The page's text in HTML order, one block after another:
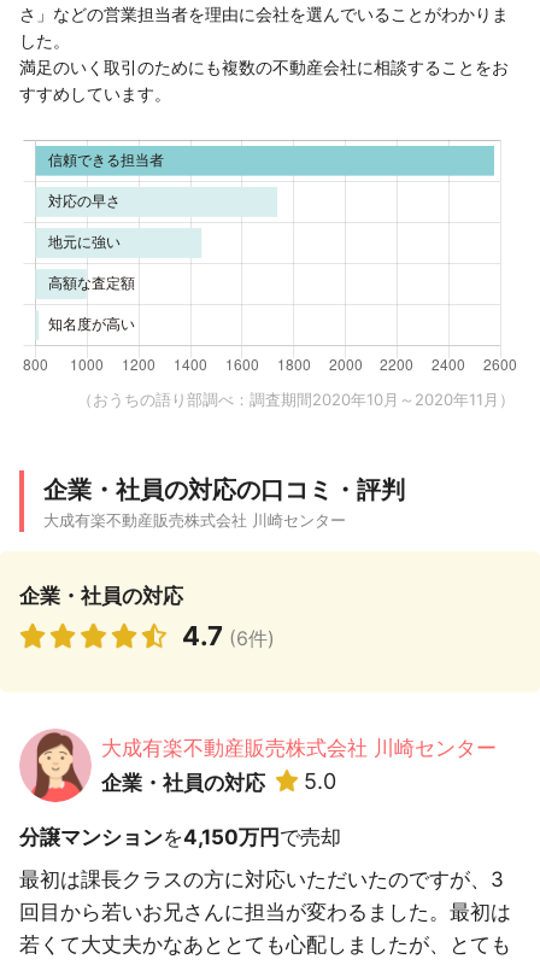
さ」などの営業担当者を理由に会社を選んでいることがわかりま
した。
満足のいく取引のためにも複数の不動産会社に相談することをお
すすめしています。
（おうちの語り部調べ：調査期間2020年10月～2020年11月）
企業・社員の対応の口コミ・評判
大成有楽不動産販売株式会社 川崎センター
企業・社員の対応
4.7 (6件)
大成有楽不動産販売株式会社 川崎センター
企業・社員の対応
5.0
分譲マンションを4,150万円で売却
最初は課長クラスの方に対応いただいたのですが、3
回目から若いお兄さんに担当が変わるました。最初は
若くて大丈夫かなあととても心配しましたが、とても